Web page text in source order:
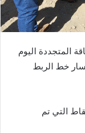
المتجددة اليوم
خط الربط
التي تم